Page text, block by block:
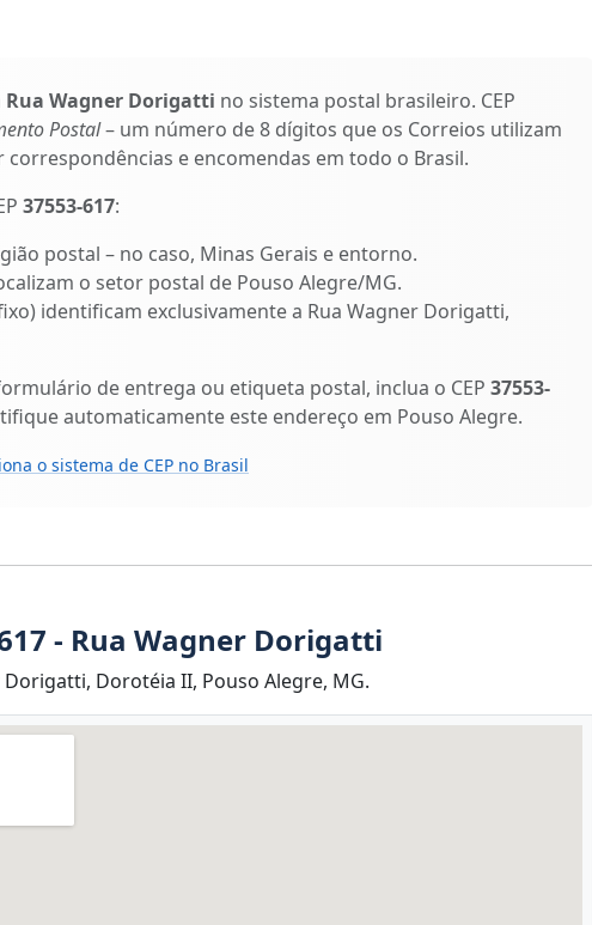
Rua Wagner Dorigatti no sistema postal brasileiro. CEP
Postal– um número de 8 dígitos que os Correios utilizam
e encomendas em todo o Brasil.
37553-617:
postal – no caso, Minas Gerais e entorno.
o setor postal de Pouso Alegre/MG.
identificam exclusivamente a Rua Wagner Dorigatti,
de entrega ou etiqueta postal, inclua o CEP 37553-
automaticamente este endereço em Pouso Alegre.
o sistema de CEP no Brasil
- Rua Wagner Dorigatti
Dorotéia II, Pouso Alegre, MG.